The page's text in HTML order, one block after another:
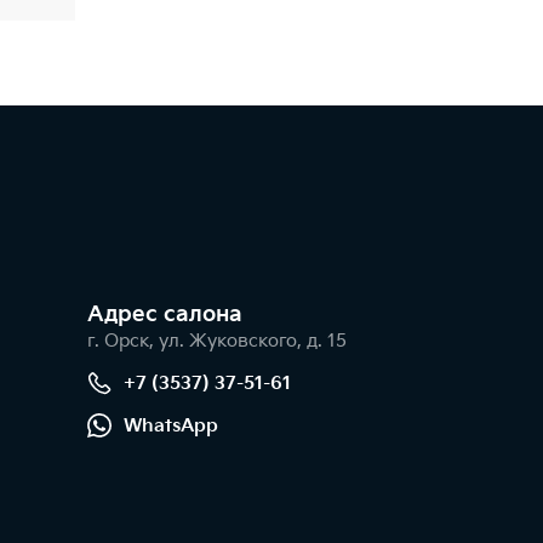
Адрес салонa
г. Орск, ул. Жуковского, д. 15
+7 (3537) 37-51-61
WhatsApp